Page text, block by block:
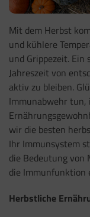
Mit dem Herbst
und kühlere
und Grippezeit.
Jahreszeit von
aktiv zu bleiben.
Immunabwehr
wir die besten
Ihr Immunsystem
die Bedeutung
die Immunfunktion
Herbstliche